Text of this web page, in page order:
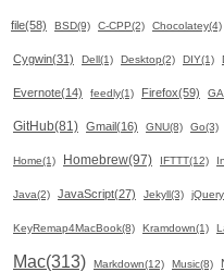
file(58) BSD(9) C-CPP(2) Chocolatey(4)
Cygwin(31) Dell(1) Desktop(2) DIY(1)
Evernote(14) feedly(1) Firefox(59)
GitHub(81) Gmail(16) GNU(8) Go(3)
Home(1) Homebrew(97) IFTTT(12)
Java(2) JavaScript(27) Jekyll(3)
KeyRemap4MacBook(8) Kramdown(1)
Mac(313) Markdown(12) Music(8)